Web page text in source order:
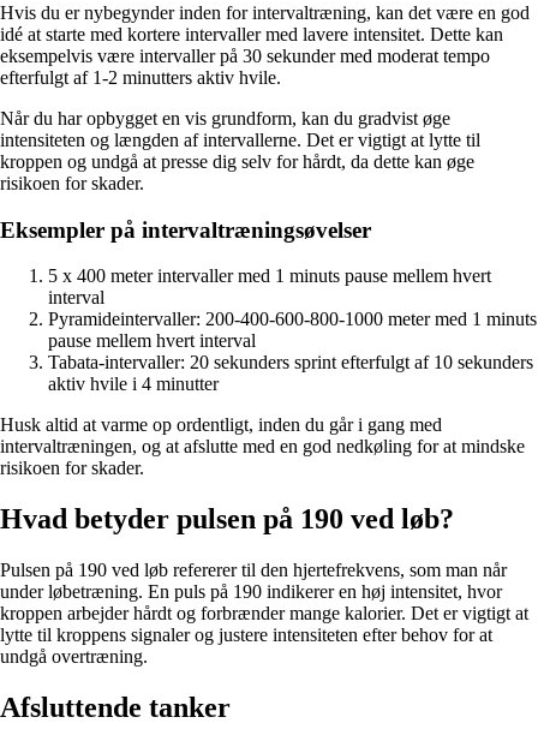
Hvis du er nybegynder inden for intervaltræning, kan det være en god
idé at starte med kortere intervaller med lavere intensitet. Dette kan
eksempelvis være intervaller på 30 sekunder med moderat tempo
efterfulgt af 1-2 minutters aktiv hvile.
Når du har opbygget en vis grundform, kan du gradvist øge
intensiteten og længden af intervallerne. Det er vigtigt at lytte til
kroppen og undgå at presse dig selv for hårdt, da dette kan øge
risikoen for skader.
Eksempler på intervaltræningsøvelser
5 x 400 meter intervaller med 1 minuts pause mellem hvert
interval
Pyramideintervaller: 200-400-600-800-1000 meter med 1 minuts
pause mellem hvert interval
Tabata-intervaller: 20 sekunders sprint efterfulgt af 10 sekunders
aktiv hvile i 4 minutter
Husk altid at varme op ordentligt, inden du går i gang med
intervaltræningen, og at afslutte med en god nedkøling for at mindske
risikoen for skader.
Hvad betyder pulsen på 190 ved løb?
Pulsen på 190 ved løb refererer til den hjertefrekvens, som man når
under løbetræning. En puls på 190 indikerer en høj intensitet, hvor
kroppen arbejder hårdt og forbrænder mange kalorier. Det er vigtigt at
lytte til kroppens signaler og justere intensiteten efter behov for at
undgå overtræning.
Afsluttende tanker